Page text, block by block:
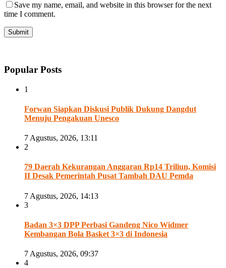
Save my name, email, and website in this browser for the next
time I comment.
Popular Posts
1
Forwan Siapkan Diskusi Publik Dukung Dangdut
Menuju Pengakuan Unesco
7 Agustus, 2026, 13:11
2
79 Daerah Kekurangan Anggaran Rp14 Triliun, Komisi
II Desak Pemerintah Pusat Tambah DAU Pemda
7 Agustus, 2026, 14:13
3
Badan 3×3 DPP Perbasi Gandeng Nico Widmer
Kembangan Bola Basket 3×3 di Indonesia
7 Agustus, 2026, 09:37
4